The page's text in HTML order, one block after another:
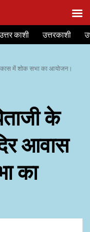
काशी उत्तरकाशी
में शोक सभा का आयोजन।
के
आवास
का